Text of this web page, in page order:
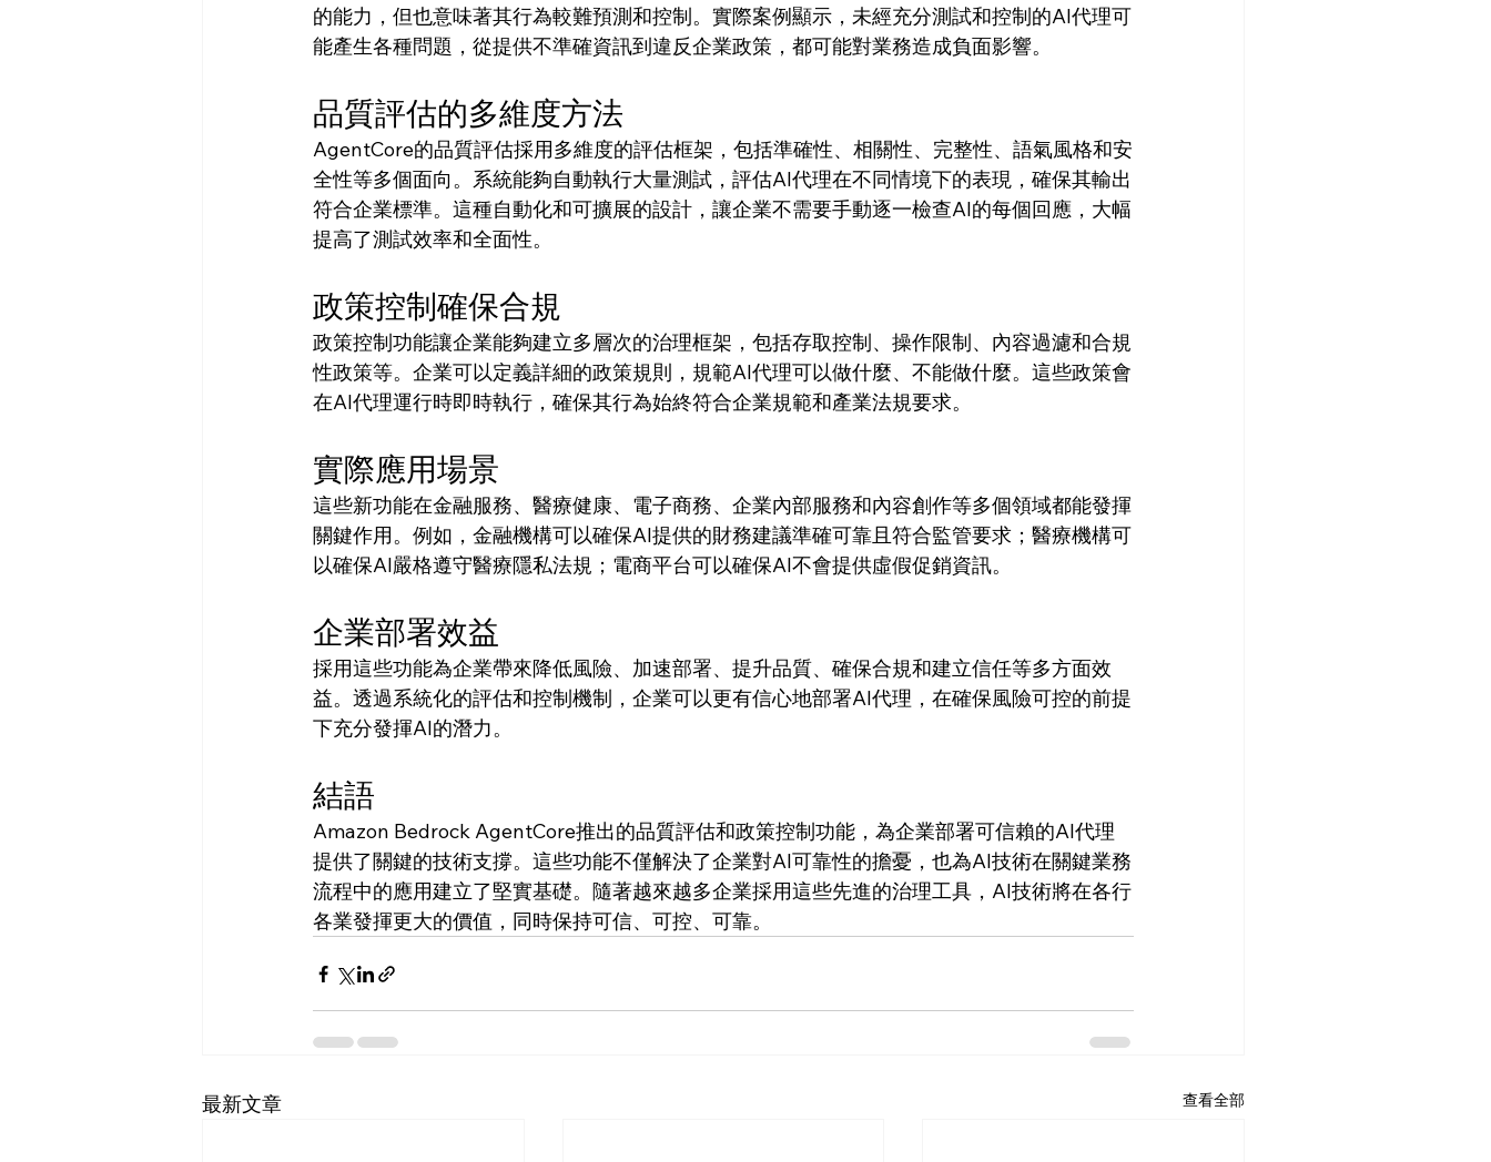
的能力，但也意味著其行為較難預測和控制。實際案例顯示，未經充分測試和控制的AI代理可
能產生各種問題，從提供不準確資訊到違反企業政策，都可能對業務造成負面影響。
品質評估的多維度方法
AgentCore的品質評估採用多維度的評估框架，包括準確性、相關性、完整性、語氣風格和安
全性等多個面向。系統能夠自動執行大量測試，評估AI代理在不同情境下的表現，確保其輸出
符合企業標準。這種自動化和可擴展的設計，讓企業不需要手動逐一檢查AI的每個回應，大幅
提高了測試效率和全面性。
政策控制確保合規
政策控制功能讓企業能夠建立多層次的治理框架，包括存取控制、操作限制、內容過濾和合規
性政策等。企業可以定義詳細的政策規則，規範AI代理可以做什麼、不能做什麼。這些政策會
在AI代理運行時即時執行，確保其行為始終符合企業規範和產業法規要求。
實際應用場景
這些新功能在金融服務、醫療健康、電子商務、企業內部服務和內容創作等多個領域都能發揮
關鍵作用。例如，金融機構可以確保AI提供的財務建議準確可靠且符合監管要求；醫療機構可
以確保AI嚴格遵守醫療隱私法規；電商平台可以確保AI不會提供虛假促銷資訊。
企業部署效益
採用這些功能為企業帶來降低風險、加速部署、提升品質、確保合規和建立信任等多方面效
益。透過系統化的評估和控制機制，企業可以更有信心地部署AI代理，在確保風險可控的前提
下充分發揮AI的潛力。
結語
Amazon Bedrock AgentCore推出的品質評估和政策控制功能，為企業部署可信賴的AI代理
提供了關鍵的技術支撐。這些功能不僅解決了企業對AI可靠性的擔憂，也為AI技術在關鍵業務
流程中的應用建立了堅實基礎。隨著越來越多企業採用這些先進的治理工具，AI技術將在各行
各業發揮更大的價值，同時保持可信、可控、可靠。
最新文章 查看全部